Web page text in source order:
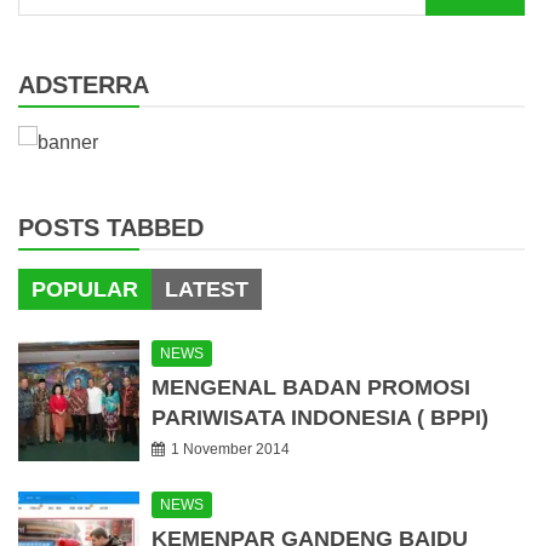
for:
ADSTERRA
POSTS TABBED
POPULAR LATEST
NEWS
MENGENAL BADAN PROMOSI
PARIWISATA INDONESIA ( BPPI)
1 November 2014
NEWS
KEMENPAR GANDENG BAIDU